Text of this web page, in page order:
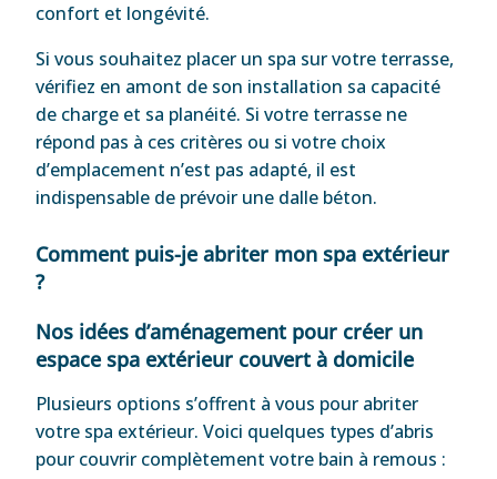
confort et longévité.
Si vous souhaitez placer un spa sur votre terrasse,
vérifiez en amont de son installation sa capacité
de charge et sa planéité. Si votre terrasse ne
répond pas à ces critères ou si votre choix
d’emplacement n’est pas adapté, il est
indispensable de prévoir une dalle béton.
Comment puis-je abriter mon spa extérieur
?
Nos idées d’aménagement pour créer un
espace spa extérieur couvert à domicile
Plusieurs options s’offrent à vous pour abriter
votre spa extérieur. Voici quelques types d’abris
pour couvrir complètement votre bain à remous :